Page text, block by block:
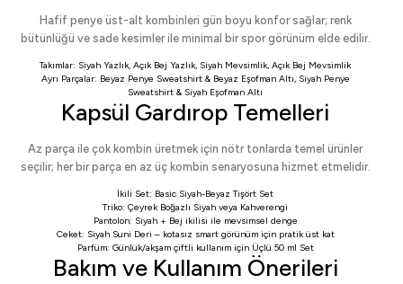
Hafif penye üst-alt kombinleri gün boyu konfor sağlar; renk
bütünlüğü ve sade kesimler ile minimal bir spor görünüm elde edilir.
Takımlar: Siyah Yazlık, Açık Bej Yazlık, Siyah Mevsimlik, Açık Bej Mevsimlik
Ayrı Parçalar: Beyaz Penye Sweatshirt& Beyaz Eşofman Altı, Siyah Penye
Sweatshirt & Siyah Eşofman Altı
Kapsül Gardırop Temelleri
Az parça ile çok kombin üretmek için nötr tonlarda temel ürünler
seçilir; her bir parça en az üç kombin senaryosuna hizmet etmelidir.
İkili Set: Basic Siyah-Beyaz Tişört Set
Triko: Çeyrek Boğazlı Siyah veya Kahverengi
Pantolon: Siyah+ Bej ikilisi ile mevsimsel denge
Ceket: Siyah Suni Deri – kotasız smart görünüm için pratik üst kat
Parfüm: Günlük/akşam çiftli kullanım için Üçlü 50 ml Set
Bakım ve Kullanım Önerileri